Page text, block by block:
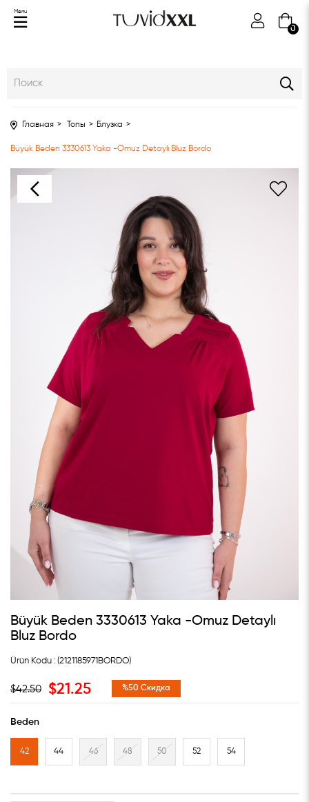
0
Menu
Главная Топы Блузка
Büyük Beden 3330613 Yaka -Omuz Detaylı Bluz Bordo
Büyük Beden 3330613 Yaka -Omuz Detaylı
Bluz Bordo
(2121185971BORDO)
$42.50 $21.25 %50 Скидка
Beden
42 44 46 48 50 52 54